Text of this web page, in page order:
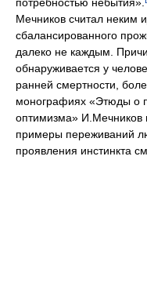
Мечников считал неким
сбалансированного
далеко не каждым.
обнаруживается у
ранней смертности,
монографиях «Этюды о
оптимизма» И.Мечников
примеры переживаний
проявления инстинкта